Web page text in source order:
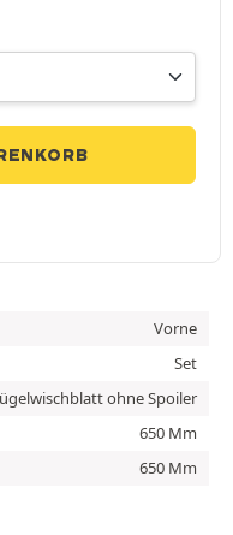
Vorne
Set
ohne Spoiler
650 Mm
650 Mm